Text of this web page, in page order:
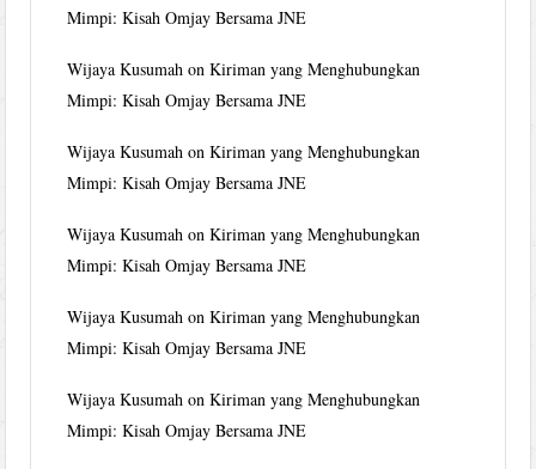
Mimpi: Kisah Omjay Bersama JNE
Wijaya Kusumah onKiriman yang Menghubungkan
Mimpi: Kisah Omjay Bersama JNE
Wijaya Kusumah onKiriman yang Menghubungkan
Mimpi: Kisah Omjay Bersama JNE
Wijaya Kusumah onKiriman yang Menghubungkan
Mimpi: Kisah Omjay Bersama JNE
Wijaya Kusumah onKiriman yang Menghubungkan
Mimpi: Kisah Omjay Bersama JNE
Wijaya Kusumah onKiriman yang Menghubungkan
Mimpi: Kisah Omjay Bersama JNE